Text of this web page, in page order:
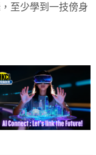
至少學到一技傍身